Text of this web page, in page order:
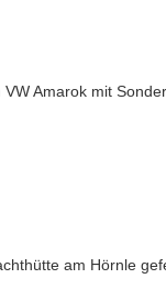
Amarok mit
am Hörnle